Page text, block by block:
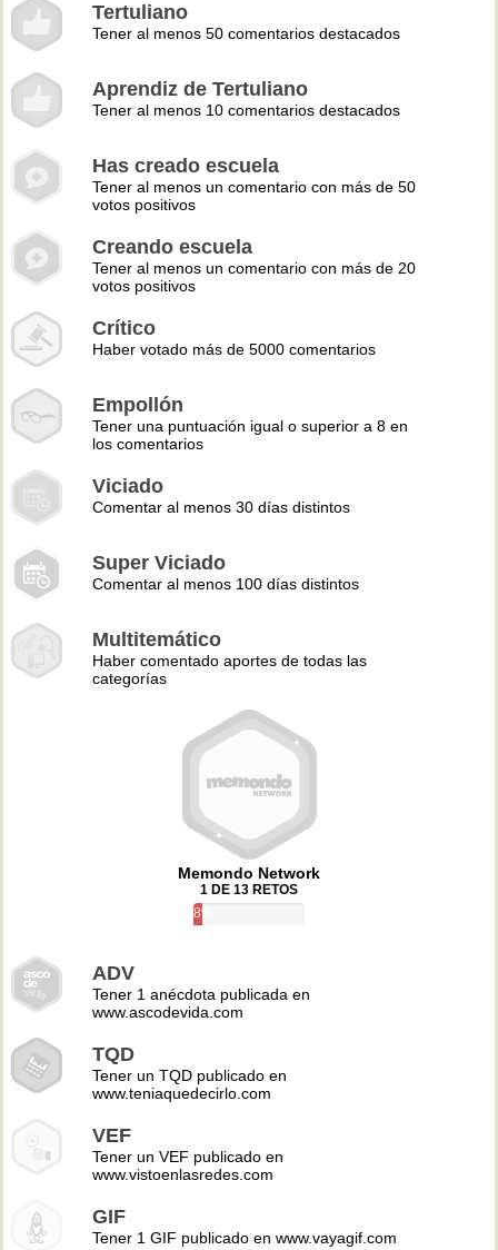
Tertuliano
Tener al menos 50 comentarios destacados
Aprendiz de Tertuliano
Tener al menos 10 comentarios destacados
Has creado escuela
Tener al menos un comentario con más de 50
votos positivos
Creando escuela
Tener al menos un comentario con más de 20
votos positivos
Crítico
Haber votado más de 5000 comentarios
Empollón
Tener una puntuación igual o superior a 8 en
los comentarios
Viciado
Comentar al menos 30 días distintos
Super Viciado
Comentar al menos 100 días distintos
Multitemático
Haber comentado aportes de todas las
categorías
Memondo Network
1 DE 13 RETOS
8%
ADV
Tener 1 anécdota publicada en
www.ascodevida.com
TQD
Tener un TQD publicado en
www.teniaquedecirlo.com
VEF
Tener un VEF publicado en
www.vistoenlasredes.com
GIF
Tener 1 GIF publicado en www.vayagif.com